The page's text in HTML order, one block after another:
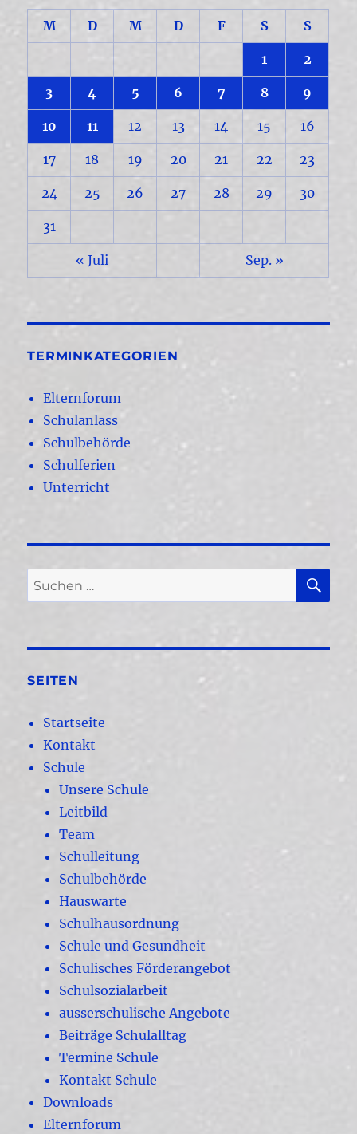
M D M D F S S
1 2
3 4 5 6 7 8 9
10 11 12 13 14 15 16
17 18 19 20 21 22 23
24 25 26 27 28 29 30
31
« Juli Sep. »
TERMINKATEGORIEN
Elternforum
Schulanlass
Schulbehörde
Schulferien
Unterricht
Suchen
nach:
SEITEN
Startseite
Kontakt
Schule
Unsere Schule
Leitbild
Team
Schulleitung
Schulbehörde
Hauswarte
Schulhausordnung
Schule und Gesundheit
Schulisches Förderangebot
Schulsozialarbeit
ausserschulische Angebote
Beiträge Schulalltag
Termine Schule
Kontakt Schule
Downloads
Elternforum